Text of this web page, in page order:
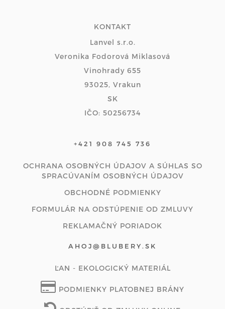
KONTAKT
Lanvel s.r.o.
Veronika Fodorová Miklasová
Vinohrady 655
93025, Vrakun
SK
IČO: 50256734
+421 908 745 736
OCHRANA OSOBNÝCH ÚDAJOV A SÚHLAS SO
SPRACÚVANÍM OSOBNÝCH ÚDAJOV
OBCHODNÉ PODMIENKY
FORMULÁR NA ODSTÚPENIE OD ZMLUVY
REKLAMAČNÝ PORIADOK
AHOJ@BLUBERY.SK
ĽAN - EKOLOGICKÝ MATERIÁL
PODMIENKY PLATOBNEJ BRÁNY